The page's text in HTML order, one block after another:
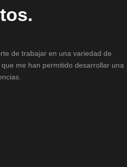
de trabajar en una variedad de
me han permitido desarrollar una